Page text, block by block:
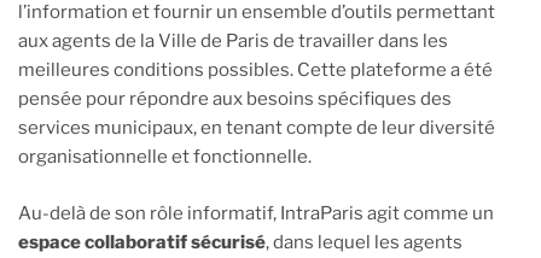
l’information et fournir un ensemble d’outils permettant
aux agents de la Ville de Paris de travailler dans les
meilleures conditions possibles. Cette plateforme a été
pensée pour répondre aux besoins spécifiques des
services municipaux, en tenant compte de leur diversité
organisationnelle et fonctionnelle.
Au-delà de son rôle informatif, IntraParis agit comme un
espace collaboratif sécurisé, dans lequel les agents